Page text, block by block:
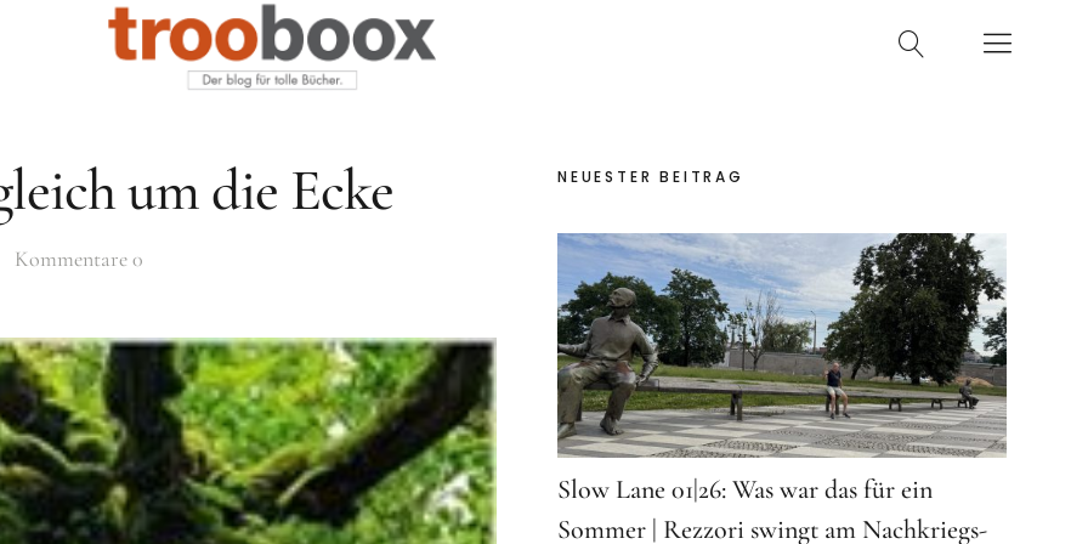
um die Ecke
Kommentare0
NEUESTER BEITRAG
Slow Lane 01|26: Was war das für ein
Sommer | Rezzori swingt am Nachkriegs-